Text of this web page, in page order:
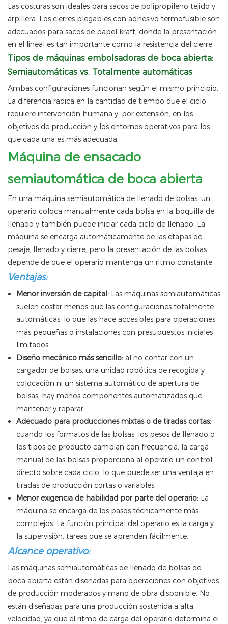
Las costuras son ideales para sacos de polipropileno tejido y
arpillera. Los cierres plegables con adhesivo termofusible son
adecuados para sacos de papel kraft, donde la presentación
en el lineal es tan importante como la resistencia del cierre.
Tipos de máquinas embolsadoras de boca abierta:
Semiautomáticas vs. Totalmente automáticas
Ambas configuraciones funcionan según el mismo principio.
La diferencia radica en la cantidad de tiempo que el ciclo
requiere intervención humana y, por extensión, en los
objetivos de producción y los entornos operativos para los
que cada una es más adecuada.
Máquina de ensacado
semiautomática de boca abierta
En una máquina semiautomática de llenado de bolsas, un
operario coloca manualmente cada bolsa en la boquilla de
llenado y también puede iniciar cada ciclo de llenado. La
máquina se encarga automáticamente de las etapas de
pesaje, llenado y cierre, pero la presentación de las bolsas
depende de que el operario mantenga un ritmo constante.
Ventajas:
Menor inversión de capital:Las máquinas semiautomáticas
suelen costar menos que las configuraciones totalmente
automáticas, lo que las hace accesibles para operaciones
más pequeñas o instalaciones con presupuestos iniciales
limitados.
Diseño mecánico más sencillo:al no contar con un
cargador de bolsas, una unidad robótica de recogida y
colocación ni un sistema automático de apertura de
bolsas, hay menos componentes automatizados que
mantener y reparar.
Adecuado para producciones mixtas o de tiradas cortas:
cuando los formatos de las bolsas, los pesos de llenado o
los tipos de producto cambian con frecuencia, la carga
manual de las bolsas proporciona al operario un control
directo sobre cada ciclo, lo que puede ser una ventaja en
tiradas de producción cortas o variables.
Menor exigencia de habilidad por parte del operario:La
máquina se encarga de los pasos técnicamente más
complejos. La función principal del operario es la carga y
la supervisión, tareas que se aprenden fácilmente.
Alcance operativo:
Las máquinas semiautomáticas de llenado de bolsas de
boca abierta están diseñadas para operaciones con objetivos
de producción moderados y mano de obra disponible. No
están diseñadas para una producción sostenida a alta
velocidad, ya que el ritmo de carga del operario determina el